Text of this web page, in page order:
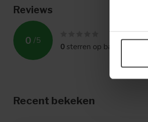
Reviews
0 /5
0sterren op basis van
Recent bekeken